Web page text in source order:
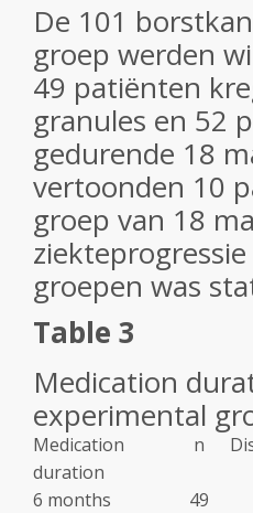
De 101
groep werden
49 patiënten
granules en 52
gedurende 18
vertoonden 10
groep van 18
groepen was
Table 3
Medication
experimental
Medication
duration
n
6 months 49